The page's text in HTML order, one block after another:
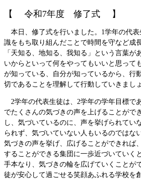
【 令和7年度 修了式 】
本日、修了式を行いました。1学年の代
識をもち取り組んだことで時間を守など成
「天知る、地知る、我知る」という言葉が
いからといって何をやってもいいと思って
が知っている、自分が知っているから、行
切であることを理解して行動していきましょ
2学年の代表生徒は、2学年の学年目標で
でたくさんの気づきの声を上げることがで
し、気づいているのに、声を挙げられてい
られず、気づいていない人もいるのではな
気づきの声を挙げ、広げることができれば
することができる集団に一歩近づいていく
手本なり、気づきの輪を広げていくことが
徒が安心して過ごせる笑顔あふれる学校を